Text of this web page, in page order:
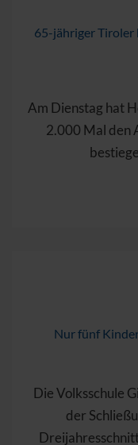
65-jähriger Tiroler
Am Dienstag hat
2.000 Mal den
Nur fünf
Die Volksschule
der